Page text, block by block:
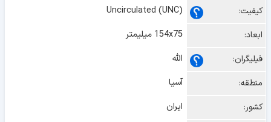
کیفیت:
Uncirculated (UNC)
ابعاد:
154x75 میلیمتر
فیلیگران:
الله
منطقه:
آسیا
کشور:
ایران